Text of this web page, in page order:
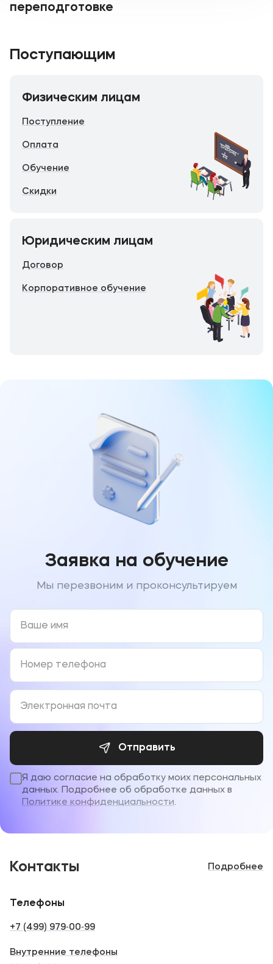
переподготовке
Поступающим
Физическим лицам
Поступление
Оплата
Обучение
Скидки
Юридическим лицам
Договор
Корпоративное обучение
Заявка на обучение
Мы перезвоним и проконсультируем
Отправить
Я даю согласие на обработку моих персональных
данных. Подробнее об обработке данных в
Политике конфиденциальности.
Контакты Подробнее
Телефоны
+7 (499) 979‑00‑99
Внутренние телефоны